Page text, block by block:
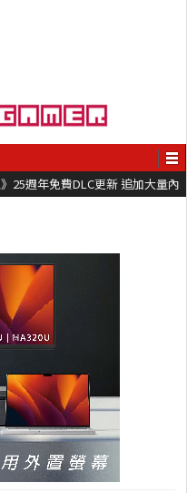
25週年免費DLC更新 追加大量內